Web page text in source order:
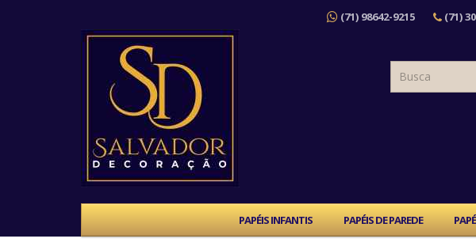
(71) 98642-9215 (71)
PAPÉIS INFANTIS PAPÉIS DE PAREDE